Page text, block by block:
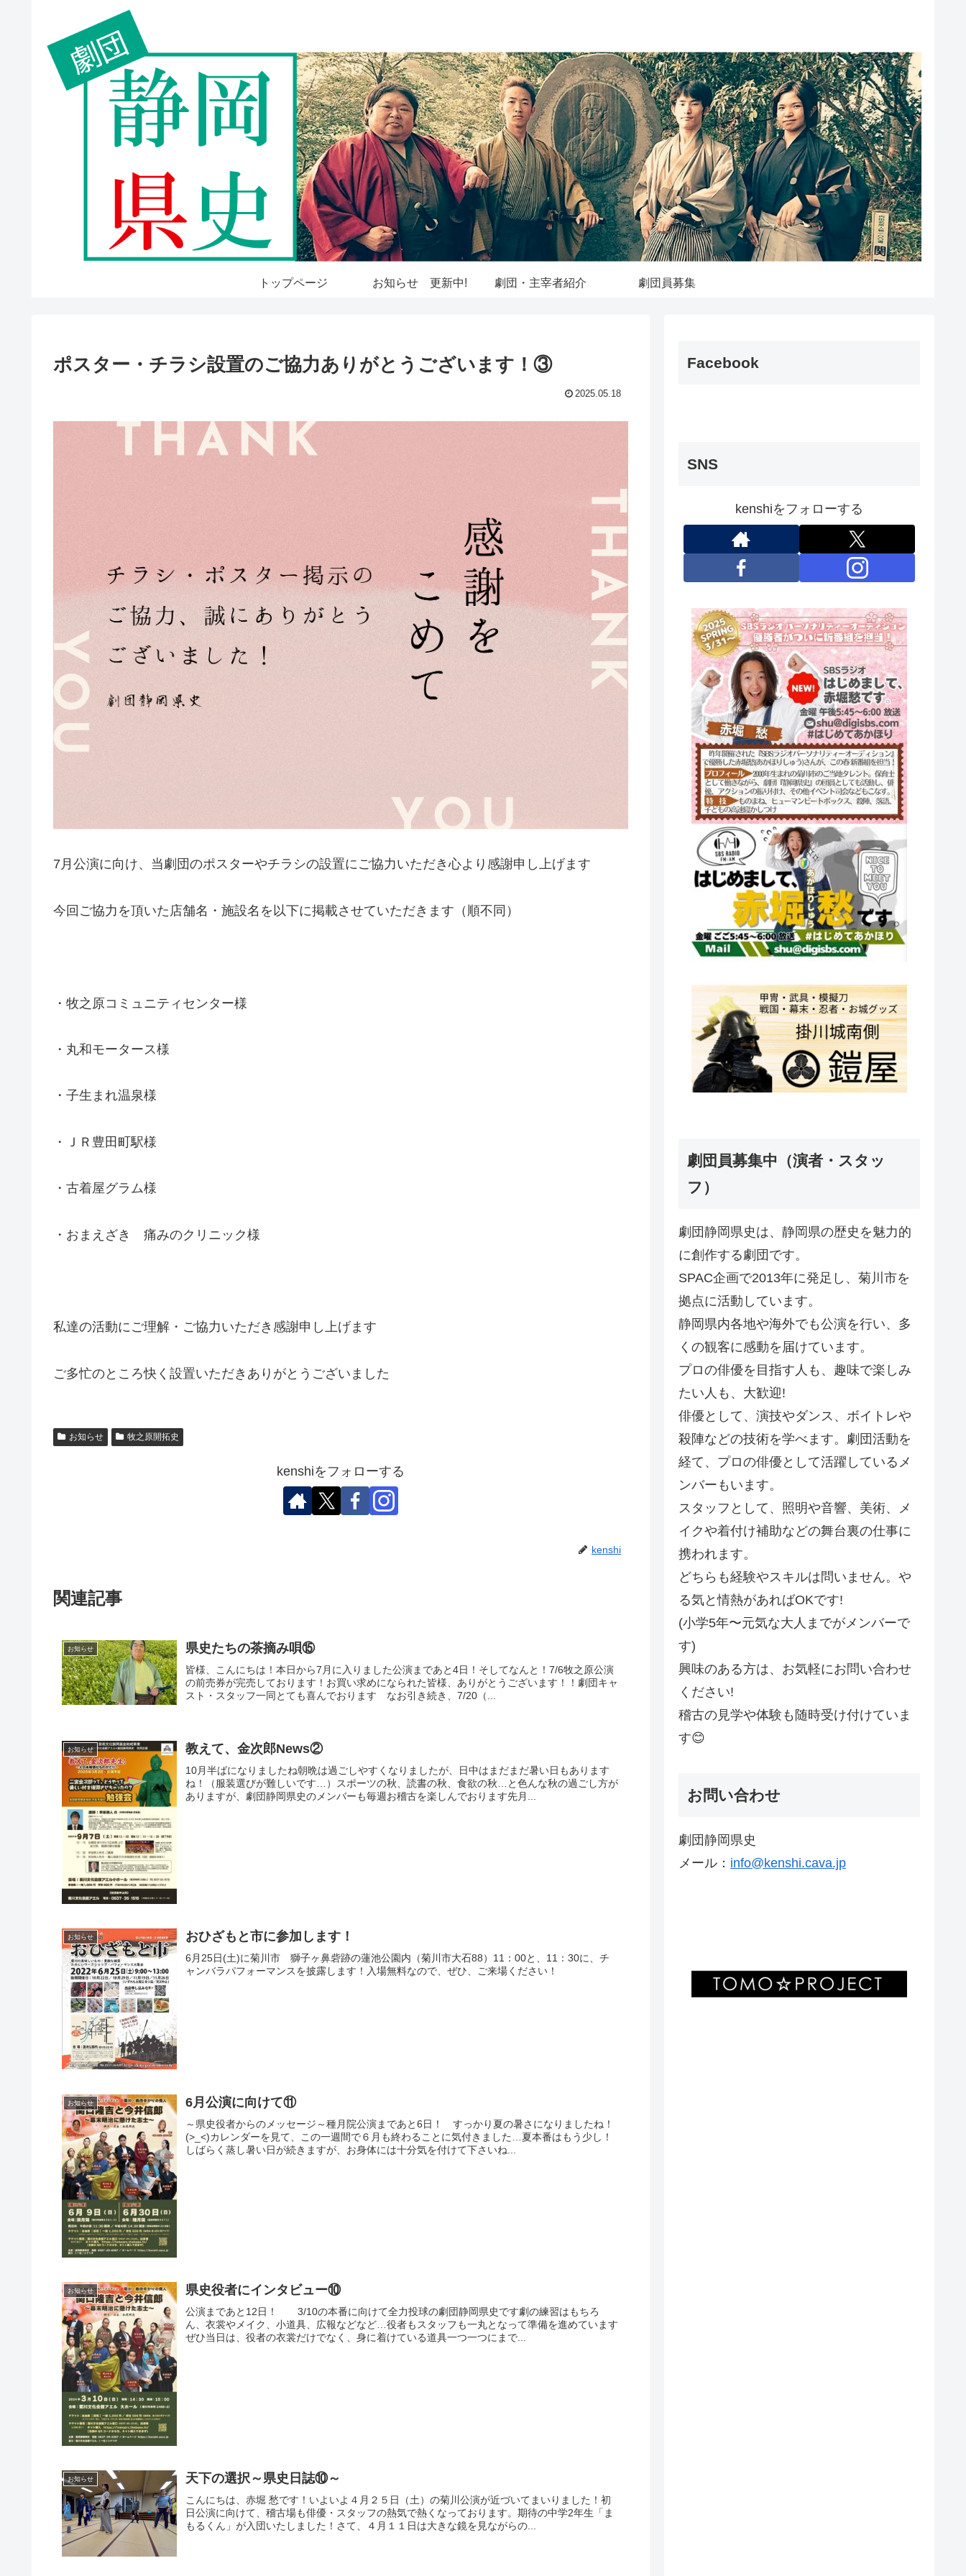
トップページ お知らせ 更新中! 劇団・主宰者紹介 劇団員募集
ポスター・チラシ設置のご協力ありがとうございます！③
2025.05.18
7月公演に向け、当劇団のポスターやチラシの設置にご協力いただき心より感謝申し上げます
今回ご協力を頂いた店舗名・施設名を以下に掲載させていただきます（順不同）
・牧之原コミュニティセンター様
・丸和モータース様
・子生まれ温泉様
・ＪＲ豊田町駅様
・古着屋グラム様
・おまえざき 痛みのクリニック様
私達の活動にご理解・ご協力いただき感謝申し上げます
ご多忙のところ快く設置いただきありがとうございました
お知らせ 牧之原開拓史
kenshiをフォローする
kenshi
関連記事
お知らせ 県史たちの茶摘み唄⑮
皆様、こんにちは！本日から7月に入りました公演まであと4日！そしてなんと！7/6牧之原公演
の前売券が完売しております！お買い求めになられた皆様、ありがとうございます！！劇団キャ
スト・スタッフ一同とても喜んでおります なお引き続き、7/20（...
お知らせ 教えて、金次郎News②
10月半ばになりましたね朝晩は過ごしやすくなりましたが、日中はまだまだ暑い日もあります
ね！（服装選びが難しいです…）スポーツの秋、読書の秋、食欲の秋…と色んな秋の過ごし方が
ありますが、劇団静岡県史のメンバーも毎週お稽古を楽しんでおります先月...
お知らせ おひざもと市に参加します！
6月25日(土)に菊川市 獅子ヶ鼻砦跡の蓮池公園内（菊川市大石88）11：00と、11：30に、チ
ャンバラパフォーマンスを披露します！入場無料なので、ぜひ、ご来場ください！
お知らせ 6月公演に向けて⑪
～県史役者からのメッセージ～種月院公演まであと6日！ すっかり夏の暑さになりましたね！
(>_<)カレンダーを見て、この一週間で６月も終わることに気付きました…夏本番はもう少し！
しばらく蒸し暑い日が続きますが、お身体には十分気を付けて下さいね...
お知らせ 県史役者にインタビュー⑩
公演まであと12日！ 3/10の本番に向けて全力投球の劇団静岡県史です劇の練習はもちろ
ん、衣裳やメイク、小道具、広報などなど…役者もスタッフも一丸となって準備を進めています
ぜひ当日は、役者の衣裳だけでなく、身に着けている道具一つ一つにまで...
お知らせ 天下の選択～県史日誌⑩～
こんにちは、赤堀 愁です！いよいよ４月２５日（土）の菊川公演が近づいてまいりました！初
日公演に向けて、稽古場も俳優・スタッフの熱気で熱くなっております。期待の中学2年生「ま
もるくん」が入団いたしました！さて、４月１１日は大きな鏡を見ながらの...
Facebook
SNS
kenshiをフォローする
劇団員募集中（演者・スタッ
フ）
劇団静岡県史は、静岡県の歴史を魅力的
に創作する劇団です。
SPAC企画で2013年に発足し、菊川市を
拠点に活動しています。
静岡県内各地や海外でも公演を行い、多
くの観客に感動を届けています。
プロの俳優を目指す人も、趣味で楽しみ
たい人も、大歓迎!
俳優として、演技やダンス、ボイトレや
殺陣などの技術を学べます。劇団活動を
経て、プロの俳優として活躍しているメ
ンバーもいます。
スタッフとして、照明や音響、美術、メ
イクや着付け補助などの舞台裏の仕事に
携われます。
どちらも経験やスキルは問いません。や
る気と情熱があればOKです!
(小学5年〜元気な大人までがメンバーで
す)
興味のある方は、お気軽にお問い合わせ
ください!
稽古の見学や体験も随時受け付けていま
す😊
お問い合わせ
劇団静岡県史
メール： info@kenshi.cava.jp